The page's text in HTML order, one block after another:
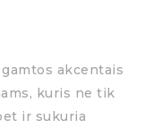
akcentais
kuris ne tik
ir sukuria